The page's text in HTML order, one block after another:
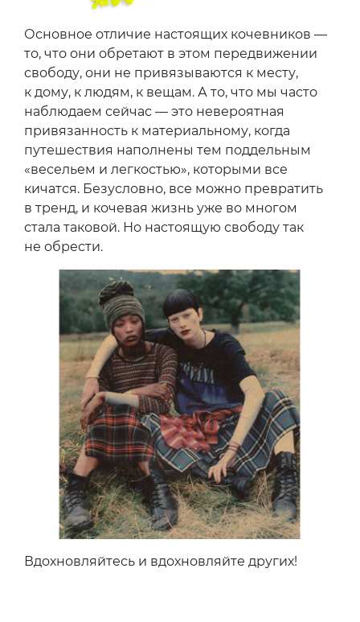
Основное отличие настоящих кочевников —
то, что они обретают в этом передвижении
свободу, они не привязываются к месту,
к дому, к людям, к вещам. А то, что мы часто
наблюдаем сейчас — это невероятная
привязанность к материальному, когда
путешествия наполнены тем поддельным
«весельем и легкостью», которыми все
кичатся. Безусловно, все можно превратить
в тренд, и кочевая жизнь уже во многом
стала таковой. Но настоящую свободу так
не обрести.
Вдохновляйтесь и вдохновляйте других!